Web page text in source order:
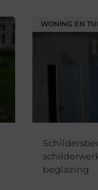
WONING EN
beglazing